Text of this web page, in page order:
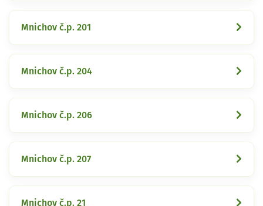
Mnichov č.p. 201
Mnichov č.p. 204
Mnichov č.p. 206
Mnichov č.p. 207
Mnichov č.p. 21